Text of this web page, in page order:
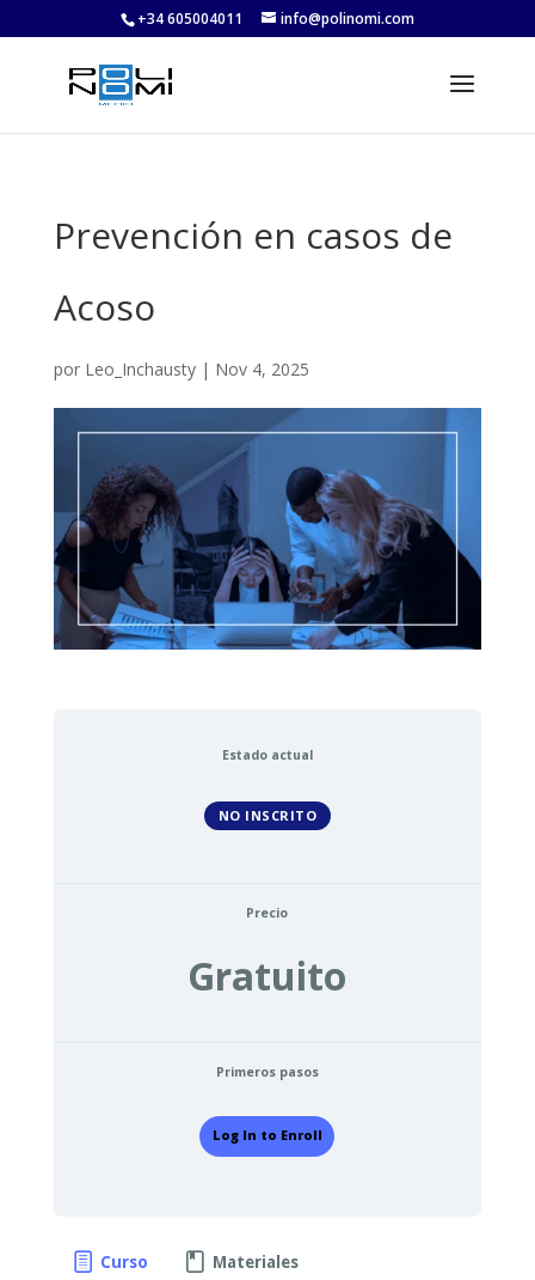
+34 605004011 info@polinomi.com
Prevención en casos de
Acoso
por Leo_Inchausty| Nov 4, 2025
Estado actual
NO INSCRITO
Precio
Gratuito
Primeros pasos
Log In to Enroll
Curso Materiales